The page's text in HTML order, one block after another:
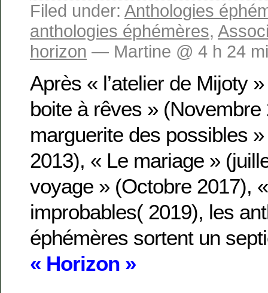
Filed under: Anthologies
anthologies éphémères,
horizon — Martine @ 4 h 24
Après « l’atelier de Mijoty
boite à rêves » (Novembre
marguerite des possibles
2013), « Le mariage »
voyage » (Octobre 2017),
improbables( 2019), les
éphémères sortent un
« Horizon »